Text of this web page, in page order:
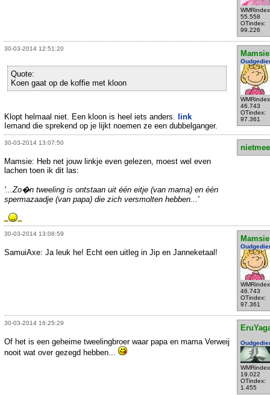
55.558
OTindex:
99.226
30-03-2014 12:51:20
Mamsie
46.743
OTindex:
97.361
Quote:
Koen gaat op de koffie met kloon
Klopt helmaal niet. Een kloon is heel iets anders. link
Iemand die sprekend op je lijkt noemen ze een dubbelganger.
30-03-2014 13:07:50
Mamsie: Heb net jouw linkje even gelezen, moest wel even
lachen toen ik dit las:
'...Zo�n tweeling is ontstaan uit één eitje (van mama) en één
spermazaadje (van papa) die zich versmolten hebben...'
30-03-2014 13:08:59
Mamsie
46.743
OTindex:
97.361
SamuiAxe: Ja leuk he! Echt een uitleg in Jip en Janneketaal!
30-03-2014 16:25:29
19.022
OTindex:
1.455
Of het is een geheime tweelingbroer waar papa en mama Verweij
nooit wat over gezegd hebben...